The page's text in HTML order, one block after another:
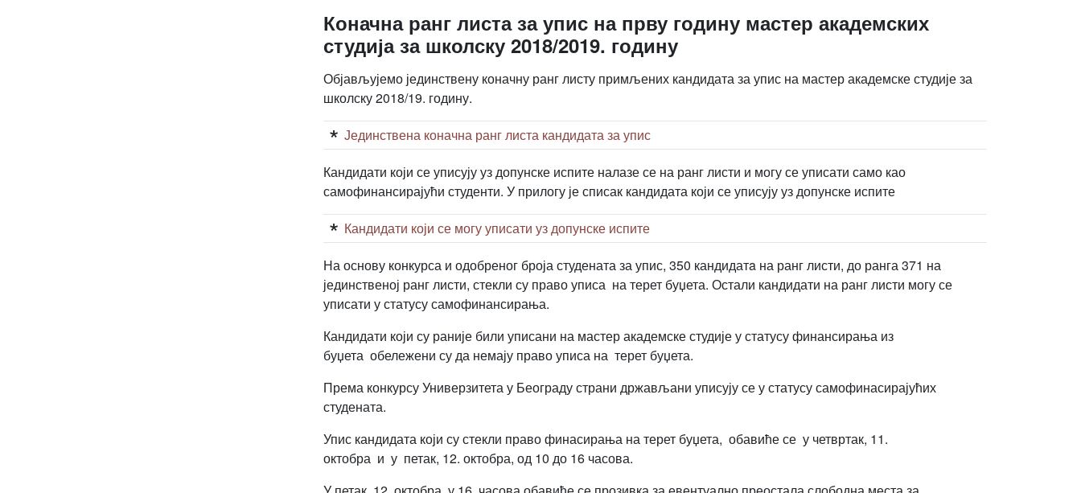
Коначна ранг листа за упис на прву годину мастер академских
студија за школску 2018/2019. годину
Објављујемо јединствену коначну ранг листу примљених кандидата за упис на мастер академске студије за
школску 2018/19. годину.
Јединствена коначна ранг листа кандидата за упис
Кандидати који се уписују уз допунске испите налазе се на ранг листи и могу се уписати само као
самофинансирајући студенти. У прилогу је списак кандидата који се уписују уз допунске испите
Кандидати који се могу уписати уз допунске испите
На основу конкурса и одобреног броја студената за упис, 350 кандидатa на ранг листи, до ранга 371 на
јединственој ранг листи, стекли су право уписа на терет буџета. Остали кандидати на ранг листи могу се
уписати у статусу самофинансирања.
Кандидати који су раније били уписани на мастер академске студије у статусу финансирања из
буџета обележени су да немају право уписа на терет буџета.
Према конкурсу Универзитета у Београду страни држављани уписују се у статусу самофинасирајућих
студената.
Упис кандидата који су стекли право финасирања на терет буџета, обавиће се у четвртак, 11.
октобра и у петак, 12. октобра, од 10 до 16 часова.